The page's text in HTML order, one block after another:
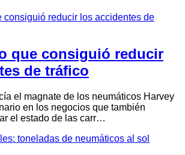
que consiguió reducir
de tráfico
el magnate de los neumáticos Harvey
en los negocios que también
el estado de las carr…